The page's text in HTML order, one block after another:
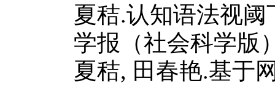
夏秸.认知语法视阈
学报（社会科学版
夏秸, 田春艳.基于